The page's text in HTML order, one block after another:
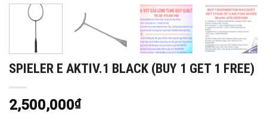
SPIELER E AKTIV.1 BLACK (BUY 1 GET 1 FREE)
2,500,000₫